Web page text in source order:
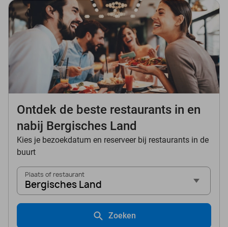
Ontdek de beste restaurants in en
nabij Bergisches Land
Kies je bezoekdatum en reserveer bij restaurants in de
buurt
Plaats of restaurant
Bergisches Land
Zoeken